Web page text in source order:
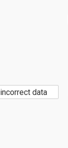
data